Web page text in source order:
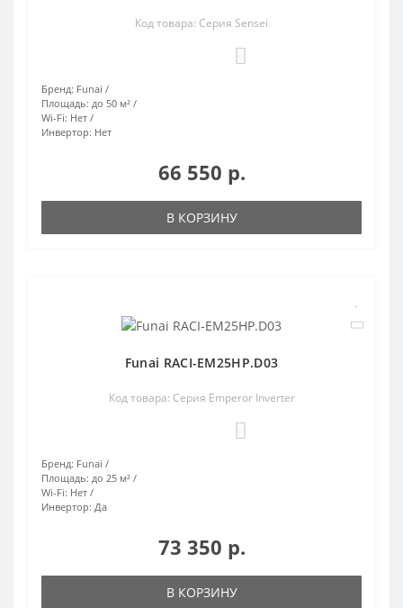
Код товара: Серия Sensei
Бренд: Funai
Площадь: до 50 м²
Wi-Fi: Нет
Инвертор: Нет
66 550 р.
В КОРЗИНУ
Funai RACI-EM25HP.D03
Код товара: Серия Emperor Inverter
Бренд: Funai
Площадь: до 25 м²
Wi-Fi: Нет
Инвертор: Да
73 350 р.
В КОРЗИНУ